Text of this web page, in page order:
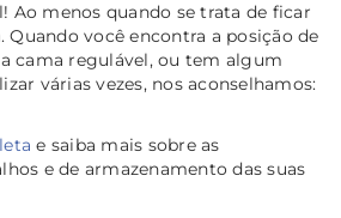
Ao menos quando se trata de ficar
você encontra a posição de
cama regulável, ou tem algum
várias vezes, nos aconselhamos:
e saiba mais sobre as
e de armazenamento das suas